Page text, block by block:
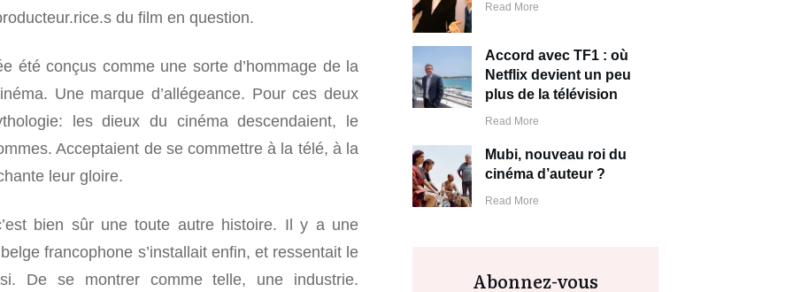
du film en question.
été conçus comme une sorte d’hommage de la
Une marque d’allégeance. Pour ces deux
les dieux du cinéma descendaient, le
Acceptaient de se commettre à la télé, à la
leur gloire.
bien sûr une toute autre histoire. Il y a une
francophone s’installait enfin, et ressentait le
De se montrer comme telle, une industrie.
Read More
Accord avec TF1 : où
Netflix devient un peu
plus de la télévision
Read More
Mubi, nouveau roi du
cinéma d’auteur ?
Read More
Abonnez-vous